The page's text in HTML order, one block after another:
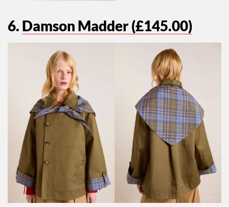
6. Damson Madder (£145.00)